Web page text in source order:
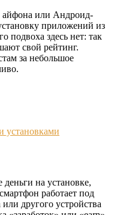
айфона или Андроид-
приложений из
подвоха здесь нет: так
свой рейтинг.
за небольшое
установками
деньги на установке,
работает под
другого устройства